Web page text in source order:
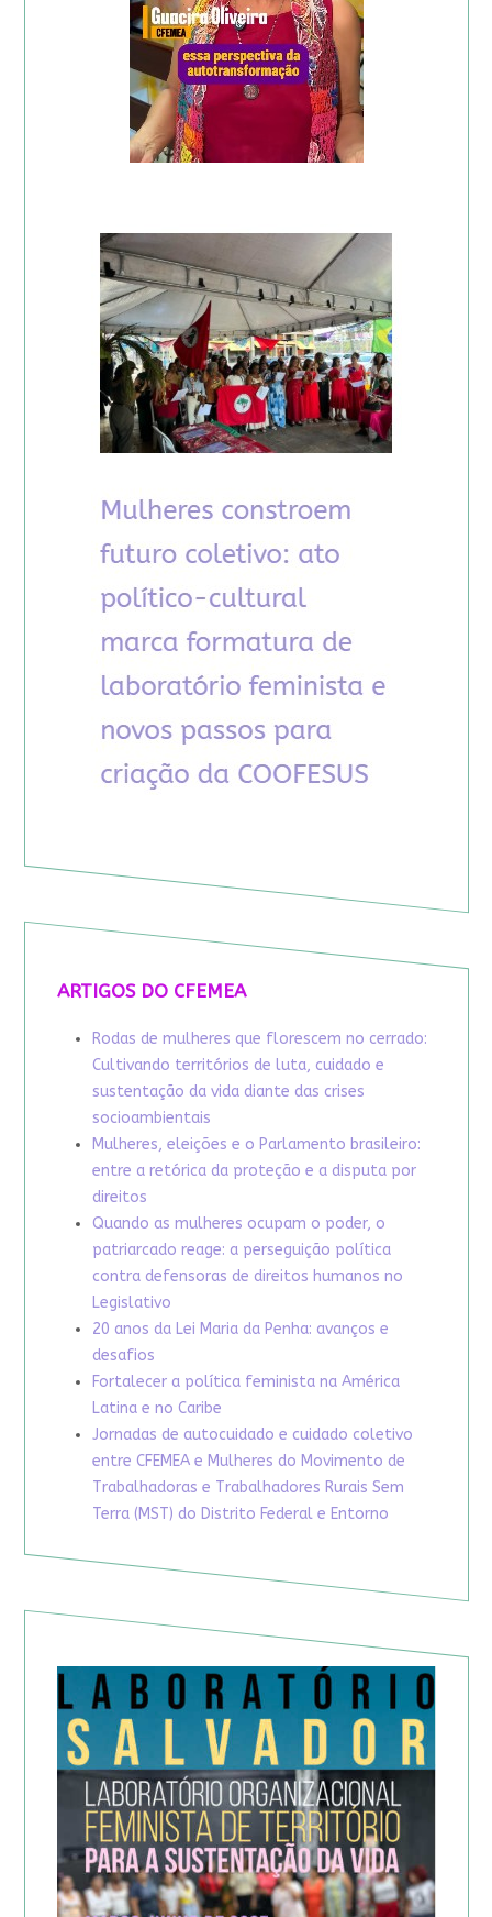
ARTIGOS DO CFEMEA
Rodas de mulheres que florescem no cerrado:
Cultivando territórios de luta, cuidado e
sustentação da vida diante das crises
socioambientais
Mulheres, eleições e o Parlamento brasileiro:
entre a retórica da proteção e a disputa por
direitos
Quando as mulheres ocupam o poder, o
patriarcado reage: a perseguição política
contra defensoras de direitos humanos no
Legislativo
20 anos da Lei Maria da Penha: avanços e
desafios
Fortalecer a política feminista na América
Latina e no Caribe
Jornadas de autocuidado e cuidado coletivo
entre CFEMEA e Mulheres do Movimento de
Trabalhadoras e Trabalhadores Rurais Sem
Terra (MST) do Distrito Federal e Entorno